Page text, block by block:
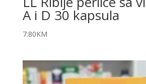
A i D 30 kapsula
7.80KM